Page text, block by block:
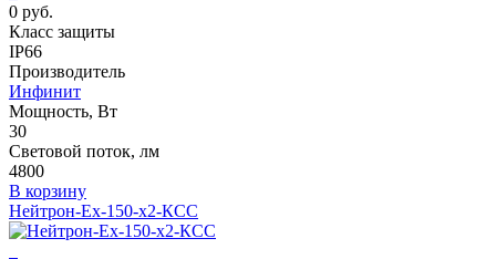
0 руб.
Класс защиты
IP66
Производитель
Инфинит
Мощность, Вт
30
Световой поток, лм
4800
В корзину
Нейтрон-Ех-150-x2-КСС